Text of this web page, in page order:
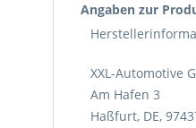
Angaben zur
XXL-Automotive
Am Hafen 3
Haßfurt, DE,